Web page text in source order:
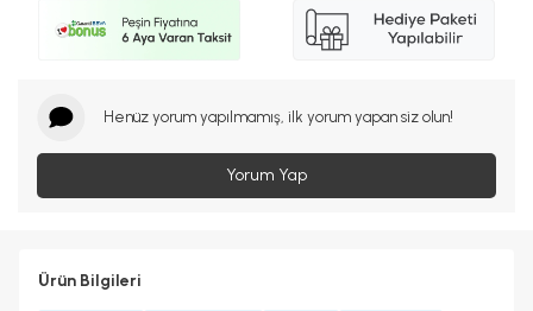
Henüz yorum yapılmamış, ilk yorum yapan siz olun!
Yorum Yap
Ürün Bilgileri